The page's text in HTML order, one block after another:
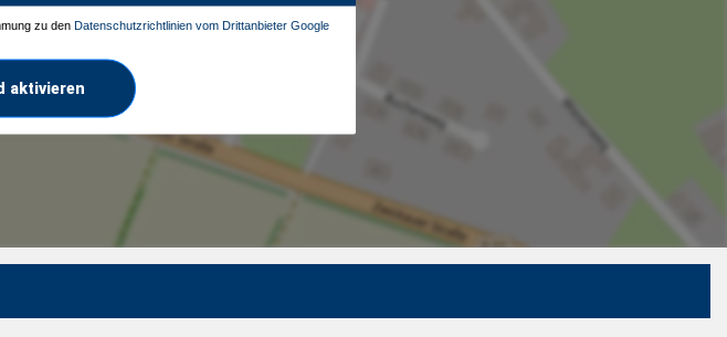
zu den Datenschutzrichtlinien vom Drittanbieter Google
aktivieren